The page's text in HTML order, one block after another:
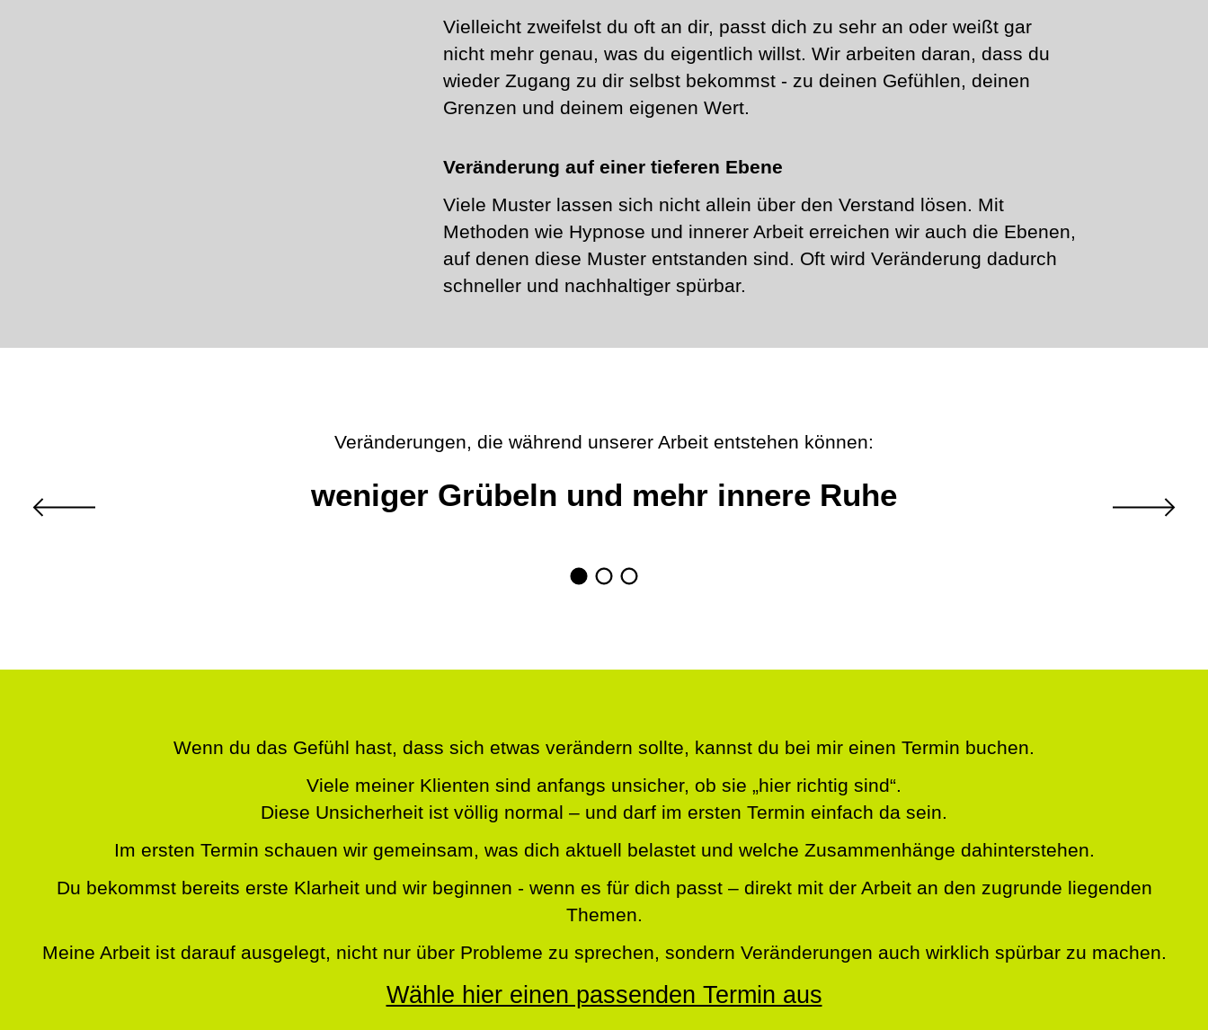
Vielleicht zweifelst du oft an dir, passt dich zu sehr an oder weißt gar
nicht mehr genau, was du eigentlich willst. Wir arbeiten daran, dass du
wieder Zugang zu dir selbst bekommst - zu deinen Gefühlen, deinen
Grenzen und deinem eigenen Wert.
Veränderung auf einer tieferen Ebene
Viele Muster lassen sich nicht allein über den Verstand lösen. Mit
Methoden wie Hypnose und innerer Arbeit erreichen wir auch die Ebenen,
auf denen diese Muster entstanden sind. Oft wird Veränderung dadurch
schneller und nachhaltiger spürbar.
Veränderungen, die während unserer Arbeit entstehen können:
weniger Grübeln und mehr innere Ruhe
Wenn du das Gefühl hast, dass sich etwas verändern sollte, kannst du bei mir einen Termin buchen.
Viele meiner Klienten sind anfangs unsicher, ob sie „hier richtig sind“.
Diese Unsicherheit ist völlig normal – und darf im ersten Termin einfach da sein.
Im ersten Termin schauen wir gemeinsam, was dich aktuell belastet und welche Zusammenhänge dahinterstehen.
Du bekommst bereits erste Klarheit und wir beginnen - wenn es für dich passt – direkt mit der Arbeit an den zugrunde liegenden
Themen.
Meine Arbeit ist darauf ausgelegt, nicht nur über Probleme zu sprechen, sondern Veränderungen auch wirklich spürbar zu machen.
Wähle hier einen passenden Termin aus